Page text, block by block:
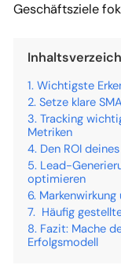
Geschäftsziele
Wichtigste
Setze klare
Tracking
Metriken
Den ROI
Lead-
optimieren
Häufig
Fazit: Mache
Erfolgsmodell